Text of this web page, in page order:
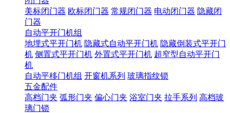
美标闭门器 欧标闭门器 常规闭门器 电动闭门器 隐藏闭
门器
自动平开门机组
地埋式平开门机 隐藏式自动平开门机 隐藏倒装式平开门
机 侧置式平开门机 外置式平开门机 超窄型自动平开门
机
自动平移门机组 开窗机系列 玻璃指纹锁
五金配件
高档门夹 弧形门夹 偏心门夹 浴室门夹 拉手系列 高档玻
璃门锁